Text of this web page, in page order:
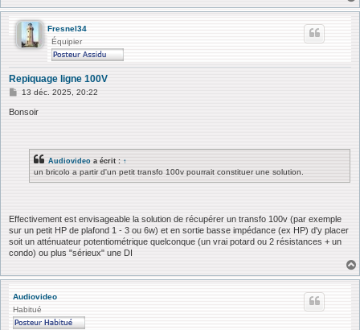
Fresnel34
Équipier
Repiquage ligne 100V
M
s
13 déc. 2025, 20:22
Bonsoir
Audiovideo a écrit : ↑
un bricolo a partir d'un petit transfo 100v pourrait constituer une solution.
Effectivement est envisageable la solution de récupérer un transfo 100v (par exemple
sur un petit HP de plafond 1 - 3 ou 6w) et en sortie basse impédance (ex HP) d'y placer
soit un atténuateur potentiométrique quelconque (un vrai potard ou 2 résistances + un
condo) ou plus "sérieux" une DI
Audiovideo
Habitué